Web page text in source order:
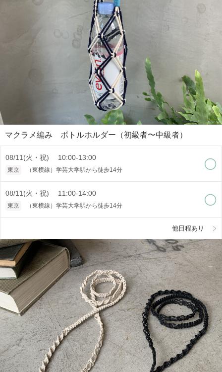
マクラメ編み ボトルホルダー（初級者〜中級者）
08/11(火・祝) 10:00-13:00
東京 （東横線）学芸大学駅から徒歩14分
08/11(火・祝) 11:00-14:00
東京 （東横線）学芸大学駅から徒歩14分
他日程あり